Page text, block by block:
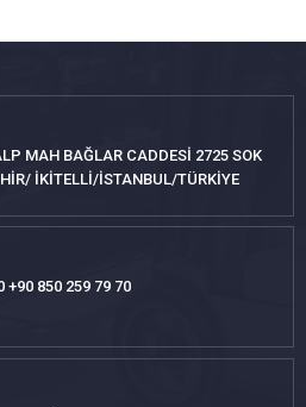
MAH BAĞLAR CADDESİ 2725 SOK
İKİTELLİ/İSTANBUL/TÜRKİYE
+90 850 259 79 70